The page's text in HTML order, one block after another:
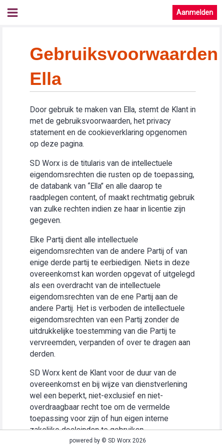
Aanmelden
Gebruiksvoorwaarden
Ella
Door gebruik te maken van Ella, stemt de Klant in
met de gebruiksvoorwaarden, het privacy
statement en de cookieverklaring opgenomen
op deze pagina.
SD Worx is de titularis van de intellectuele
eigendomsrechten die rusten op de toepassing,
de databank van “Ella” en alle daarop te
raadplegen content, of maakt rechtmatig gebruik
van zulke rechten indien ze haar in licentie zijn
gegeven.
Elke Partij dient alle intellectuele
eigendomsrechten van de andere Partij of van
enige derde partij te eerbiedigen. Niets in deze
overeenkomst kan worden opgevat of uitgelegd
als een overdracht van de intellectuele
eigendomsrechten van de ene Partij aan de
andere Partij. Het is verboden de intellectuele
eigendomsrechten van een Partij zonder de
uitdrukkelijke toestemming van die Partij te
vervreemden, verpanden of over te dragen aan
derden.
SD Worx kent de Klant voor de duur van de
overeenkomst en bij wijze van dienstverlening
wel een beperkt, niet-exclusief en niet-
overdraagbaar recht toe om de vermelde
toepassing voor zijn of hun eigen interne
zakelijke doeleinden te gebruiken
(“Gebruiksrecht”).powered by © SD Worx 2026